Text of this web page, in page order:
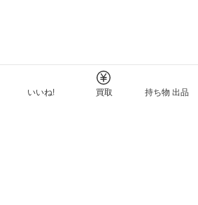
いいね! 買取 持ち物 出品